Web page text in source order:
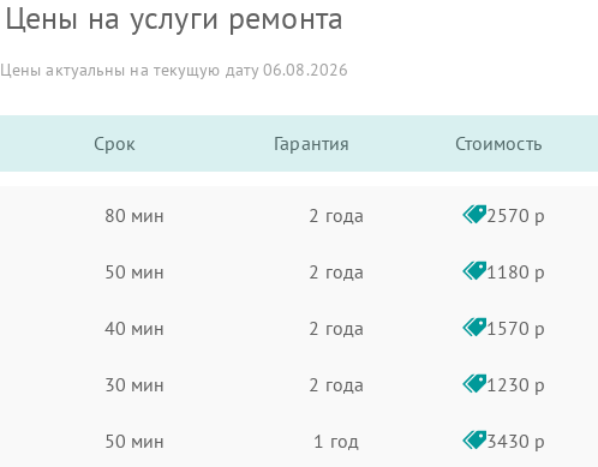
Цены на услуги ремонта
Цены актуальны на текущую дату 06.08.2026
Срок Гарантия Стоимость
80 мин 2 года 2570 р
50 мин 2 года 1180 р
40 мин 2 года 1570 р
30 мин 2 года 1230 р
50 мин 1 год 3430 р